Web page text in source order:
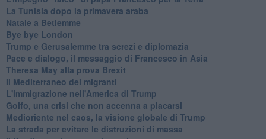
La Tunisia dopo la primavera araba
Natale a Betlemme
Bye bye London
Trump e Gerusalemme tra screzi e diplomazia
Pace e dialogo, il messaggio di Francesco in Asia
Theresa May alla prova Brexit
Il Mediterraneo dei migranti
L'immigrazione nell'America di Trump
Golfo, una crisi che non accenna a placarsi
Medioriente nel caos, la visione globale di Trump
La strada per evitare le distruzioni di massa